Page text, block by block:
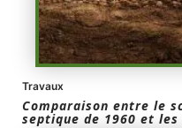
Travaux
Comparaison entre le
septique de 1960 et